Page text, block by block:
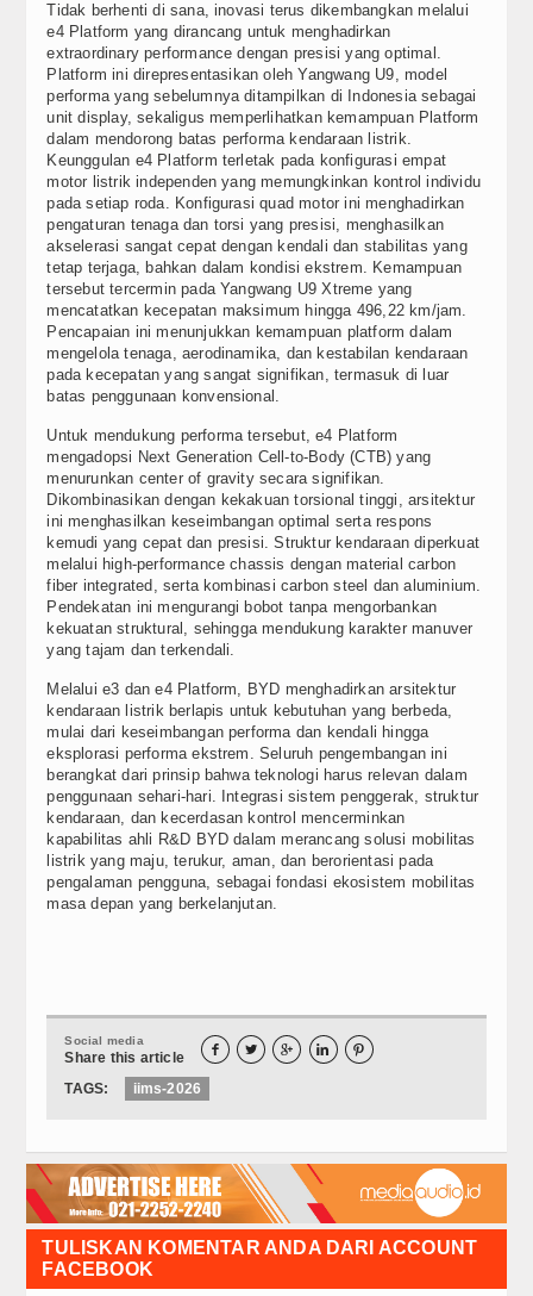
Tidak berhenti di sana, inovasi terus dikembangkan melalui
e4 Platform yang dirancang untuk menghadirkan
extraordinary performance dengan presisi yang optimal.
Platform ini direpresentasikan oleh Yangwang U9, model
performa yang sebelumnya ditampilkan di Indonesia sebagai
unit display, sekaligus memperlihatkan kemampuan Platform
dalam mendorong batas performa kendaraan listrik.
Keunggulan e4 Platform terletak pada konfigurasi empat
motor listrik independen yang memungkinkan kontrol individu
pada setiap roda. Konfigurasi quad motor ini menghadirkan
pengaturan tenaga dan torsi yang presisi, menghasilkan
akselerasi sangat cepat dengan kendali dan stabilitas yang
tetap terjaga, bahkan dalam kondisi ekstrem. Kemampuan
tersebut tercermin pada Yangwang U9 Xtreme yang
mencatatkan kecepatan maksimum hingga 496,22 km/jam.
Pencapaian ini menunjukkan kemampuan platform dalam
mengelola tenaga, aerodinamika, dan kestabilan kendaraan
pada kecepatan yang sangat signifikan, termasuk di luar
batas penggunaan konvensional.
Untuk mendukung performa tersebut, e4 Platform
mengadopsi Next Generation Cell-to-Body (CTB) yang
menurunkan center of gravity secara signifikan.
Dikombinasikan dengan kekakuan torsional tinggi, arsitektur
ini menghasilkan keseimbangan optimal serta respons
kemudi yang cepat dan presisi. Struktur kendaraan diperkuat
melalui high-performance chassis dengan material carbon
fiber integrated, serta kombinasi carbon steel dan aluminium.
Pendekatan ini mengurangi bobot tanpa mengorbankan
kekuatan struktural, sehingga mendukung karakter manuver
yang tajam dan terkendali.
Melalui e3 dan e4 Platform, BYD menghadirkan arsitektur
kendaraan listrik berlapis untuk kebutuhan yang berbeda,
mulai dari keseimbangan performa dan kendali hingga
eksplorasi performa ekstrem. Seluruh pengembangan ini
berangkat dari prinsip bahwa teknologi harus relevan dalam
penggunaan sehari-hari. Integrasi sistem penggerak, struktur
kendaraan, dan kecerdasan kontrol mencerminkan
kapabilitas ahli R&D BYD dalam merancang solusi mobilitas
listrik yang maju, terukur, aman, dan berorientasi pada
pengalaman pengguna, sebagai fondasi ekosistem mobilitas
masa depan yang berkelanjutan.
Social media
Share this article     
TAGS: iims-2026
TULISKAN KOMENTAR ANDA DARI ACCOUNT
FACEBOOK